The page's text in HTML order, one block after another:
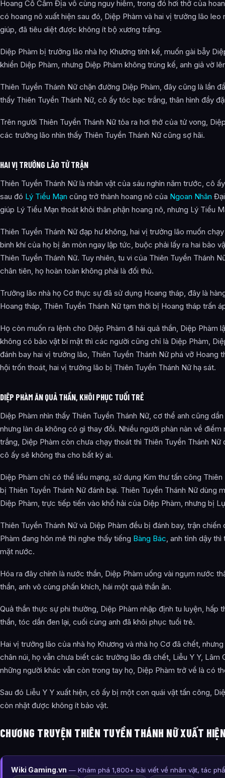
Hoang Cổ Cấm Địa vô cùng nguy hiểm, trong đó hơi thở của
có hoang nô xuất hiện sau đó, Diệp Phàm và hai vị trưởng lão leo
giúp, đã tiêu diệt được không ít bộ xương trắng.
Diệp Phàm bị trưởng lão nhà họ Khương tính kế, muốn gài bẫy
khiển Diệp Phàm, nhưng Diệp Phàm không trúng kế, anh giả vờ
Thiên Tuyền Thánh Nữ chặn đường Diệp Phàm, đây cũng là lần
thấy Thiên Tuyền Thánh Nữ, cô ấy tóc bạc trắng, thân hình đầy
Trên người Thiên Tuyền Thánh Nữ tỏa ra hơi thở của tử vong,
các trưởng lão nhìn thấy Thiên Tuyền Thánh Nữ cũng sợ hãi.
HAI VỊ TRƯỞNG LÃO TỬ TRẬN
Thiên Tuyền Thánh Nữ là nhân vật của sáu nghìn năm trước, cô
sau đó Lý Tiểu Mạn cũng trở thành hoang nô của Ngoan Nhân
giúp Lý Tiểu Mạn thoát khỏi thân phận hoang nô, nhưng Lý Tiểu
Thiên Tuyền Thánh Nữ đạp hư không, hai vị trưởng lão muốn
binh khí của họ bị ăn mòn ngay lập tức, buộc phải lấy ra hai bảo
Thiên Tuyền Thánh Nữ. Tuy nhiên, tu vi của Thiên Tuyền Thánh
chân tiên, họ hoàn toàn không phải là đối thủ.
Trưởng lão nhà họ Cơ thực sự đã sử dụng Hoang tháp, đây là
Hoang tháp, Thiên Tuyền Thánh Nữ tạm thời bị Hoang tháp trấn
Họ còn muốn ra lệnh cho Diệp Phàm đi hái quả thần, Diệp Phàm
không có bảo vật bí mật thì các người cũng chỉ là Diệp Phàm,
đánh bay hai vị trưởng lão, Thiên Tuyền Thánh Nữ phá vỡ Hoang
hội trốn thoát, hai vị trưởng lão bị Thiên Tuyền Thánh Nữ hạ sát.
DIỆP PHÀM ĂN QUẢ THẦN, KHÔI PHỤC TUỔI TRẺ
Diệp Phàm nhìn thấy Thiên Tuyền Thánh Nữ, cơ thể anh cũng
nhưng làn da không có gì thay đổi. Nhiều người phàn nàn về
trắng, Diệp Phàm còn chưa chạy thoát thì Thiên Tuyền Thánh Nữ
cô ấy sẽ không tha cho bất kỳ ai.
Diệp Phàm chỉ có thể liều mạng, sử dụng Kim thư tấn công Thiên
bị Thiên Tuyền Thánh Nữ đánh bại. Thiên Tuyền Thánh Nữ dùng
Diệp Phàm, trực tiếp tiến vào khổ hải của Diệp Phàm, nhưng bị
Thiên Tuyền Thánh Nữ và Diệp Phàm đều bị đánh bay, trận
Phàm đang hôn mê thì nghe thấy tiếng Bàng Bác, anh tỉnh dậy thì
mặt nước.
Hóa ra đây chính là nước thần, Diệp Phàm uống vài ngụm nước
thần, anh vô cùng phấn khích, hái một quả thần ăn.
Quả thần thực sự phi thường, Diệp Phàm nhập định tu luyện, hấp
thần, tóc dần đen lại, cuối cùng anh đã khôi phục tuổi trẻ.
Hai vị trưởng lão của nhà họ Khương và nhà họ Cơ đã chết,
chân núi, họ vẫn chưa biết các trưởng lão đã chết, Liễu Y Y, Lâm
những người khác vẫn còn trong tay họ, Diệp Phàm trở về là có
Sau đó Liễu Y Y xuất hiện, cô ấy bị một con quái vật tấn công,
còn nhặt được không ít bảo vật.
CHƯƠNG TRUYỆN THIÊN TUYỀN THÁNH NỮ XUẤT
Wiki Gaming.vn — Khám phá 1,800+ bài viết về nhân vật, tác